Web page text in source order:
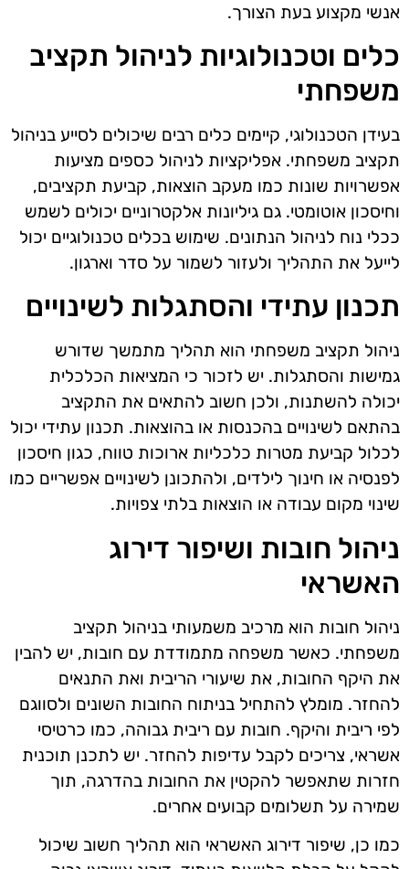
אנשי מקצוע בעת הצורך.
כלים וטכנולוגיות לניהול תקציב
משפחתי
בעידן הטכנולוגי, קיימים כלים רבים שיכולים לסייע בניהול
תקציב משפחתי. אפליקציות לניהול כספים מציעות
אפשרויות שונות כמו מעקב הוצאות, קביעת תקציבים,
וחיסכון אוטומטי. גם גיליונות אלקטרוניים יכולים לשמש
ככלי נוח לניהול הנתונים. שימוש בכלים טכנולוגיים יכול
לייעל את התהליך ולעזור לשמור על סדר וארגון.
תכנון עתידי והסתגלות לשינויים
ניהול תקציב משפחתי הוא תהליך מתמשך שדורש
גמישות והסתגלות. יש לזכור כי המציאות הכלכלית
יכולה להשתנות, ולכן חשוב להתאים את התקציב
בהתאם לשינויים בהכנסות או בהוצאות. תכנון עתידי יכול
לכלול קביעת מטרות כלכליות ארוכות טווח, כגון חיסכון
לפנסיה או חינוך לילדים, ולהתכונן לשינויים אפשריים כמו
שינוי מקום עבודה או הוצאות בלתי צפויות.
ניהול חובות ושיפור דירוג
האשראי
ניהול חובות הוא מרכיב משמעותי בניהול תקציב
משפחתי. כאשר משפחה מתמודדת עם חובות, יש להבין
את היקף החובות, את שיעורי הריבית ואת התנאים
להחזר. מומלץ להתחיל בניתוח החובות השונים ולסווגם
לפי ריבית והיקף. חובות עם ריבית גבוהה, כמו כרטיסי
אשראי, צריכים לקבל עדיפות להחזר. יש לתכנן תוכנית
חזרות שתאפשר להקטין את החובות בהדרגה, תוך
שמירה על תשלומים קבועים אחרים.
כמו כן, שיפור דירוג האשראי הוא תהליך חשוב שיכול